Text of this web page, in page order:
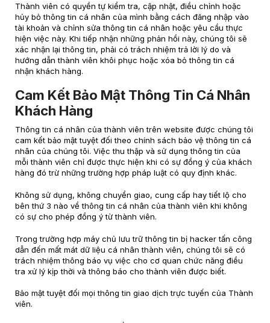
Thành viên có quyền tự kiểm tra, cập nhật, điều chỉnh hoặc
hủy bỏ thông tin cá nhân của mình bằng cách đăng nhập vào
tài khoản và chỉnh sửa thông tin cá nhân hoặc yêu cầu thực
hiện việc này. Khi tiếp nhận những phản hồi này, chúng tôi sẽ
xác nhận lại thông tin, phải có trách nhiệm trả lời lý do và
hướng dẫn thành viên khôi phục hoặc xóa bỏ thông tin cá
nhận khách hàng.
Cam Kết Bảo Mật Thông Tin Cá Nhân
Khách Hàng
Thông tin cá nhân của thành viên trên website được chúng tôi
cam kết bảo mật tuyệt đối theo chính sách bảo vệ thông tin cá
nhân của chúng tôi. Việc thu thập và sử dụng thông tin của
mỗi thành viên chỉ được thực hiện khi có sự đồng ý của khách
hàng đó trừ những trường hợp pháp luật có quy định khác.
Không sử dụng, không chuyển giao, cung cấp hay tiết lộ cho
bên thứ 3 nào về thông tin cá nhân của thành viên khi không
có sự cho phép đồng ý từ thành viên.
Trong trường hợp máy chủ lưu trữ thông tin bị hacker tấn công
dẫn đến mất mát dữ liệu cá nhân thành viên, chúng tôi sẽ có
trách nhiệm thông báo vụ việc cho cơ quan chức năng điều
tra xử lý kịp thời và thông báo cho thành viên được biết.
Bảo mật tuyệt đối mọi thông tin giao dịch trực tuyến của Thành
viên.